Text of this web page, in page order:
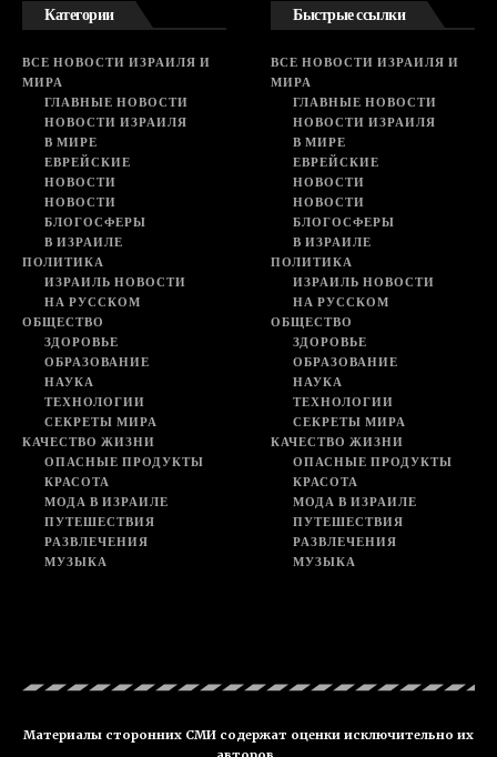
Категории
ВСЕ НОВОСТИ ИЗРАИЛЯ И
МИРА
ГЛАВНЫЕ НОВОСТИ
НОВОСТИ ИЗРАИЛЯ
В МИРЕ
ЕВРЕЙСКИЕ
НОВОСТИ
НОВОСТИ
БЛОГОСФЕРЫ
В ИЗРАИЛЕ
ПОЛИТИКА
ИЗРАИЛЬ НОВОСТИ
НА РУССКОМ
ОБЩЕСТВО
ЗДОРОВЬЕ
ОБРАЗОВАНИЕ
НАУКА
ТЕХНОЛОГИИ
СЕКРЕТЫ МИРА
КАЧЕСТВО ЖИЗНИ
ОПАСНЫЕ ПРОДУКТЫ
КРАСОТА
МОДА В ИЗРАИЛЕ
ПУТЕШЕСТВИЯ
РАЗВЛЕЧЕНИЯ
МУЗЫКА
Быстрые ссылки
ВСЕ НОВОСТИ ИЗРАИЛЯ И
МИРА
ГЛАВНЫЕ НОВОСТИ
НОВОСТИ ИЗРАИЛЯ
В МИРЕ
ЕВРЕЙСКИЕ
НОВОСТИ
НОВОСТИ
БЛОГОСФЕРЫ
В ИЗРАИЛЕ
ПОЛИТИКА
ИЗРАИЛЬ НОВОСТИ
НА РУССКОМ
ОБЩЕСТВО
ЗДОРОВЬЕ
ОБРАЗОВАНИЕ
НАУКА
ТЕХНОЛОГИИ
СЕКРЕТЫ МИРА
КАЧЕСТВО ЖИЗНИ
ОПАСНЫЕ ПРОДУКТЫ
КРАСОТА
МОДА В ИЗРАИЛЕ
ПУТЕШЕСТВИЯ
РАЗВЛЕЧЕНИЯ
МУЗЫКА
Материалы сторонних СМИ содержат оценки исключительно их